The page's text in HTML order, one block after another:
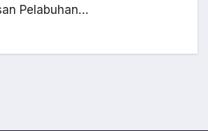
Pelabuhan…